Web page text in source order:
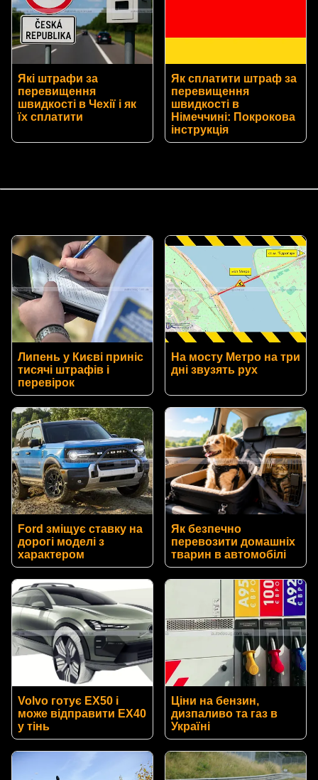
Які штрафи за
перевищення
швидкості в Чехії і як
їх сплатити
Як сплатити штраф за
перевищення
швидкості в
Німеччині: Покрокова
інструкція
Липень у Києві приніс
тисячі штрафів і
перевірок
На мосту Метро на три
дні звузять рух
Ford зміщує ставку на
дорогі моделі з
характером
Як безпечно
перевозити домашніх
тварин в автомобілі
Volvo готує EX50 і
може відправити EX40
у тінь
Ціни на бензин,
дизпаливо та газ в
Україні